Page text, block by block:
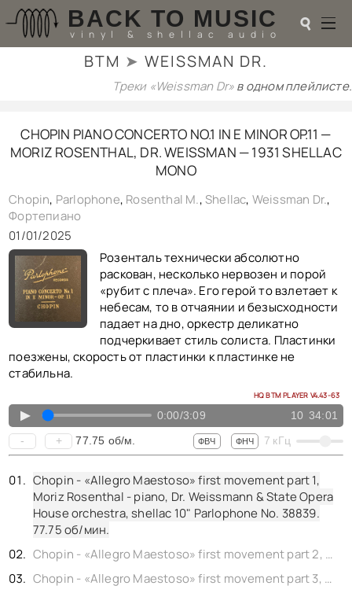
BACK TO MUSIC
vinyl & shellac audio ☌
РАДИОТЕХНИКА
UPGRADES
ТЕОРИЯ
HI-FI PLAYERS
TESTS
ПЕРСОНАЛИИ
LOL
ССЫЛКИ
КОНТАКТЫ
BACK TO PHOTO
BTM ➤ WEISSMAN DR.
Треки «Weissman Dr»в одном плейлисте.
CHOPIN PIANO CONCERTO NO.1 IN E MINOR OP.11 —
MORIZ ROSENTHAL, DR. WEISSMAN — 1931 SHELLAC
MONO
Chopin, Parlophone, Rosenthal M.,Shellac, Weissman Dr.,
Фортепиано
01/01/2025
Розенталь технически абсолютно
раскован, несколько нервозен и порой
«рубит с плеча». Его герой то взлетает к
небесам, то в отчаянии и безысходности
падает на дно, оркестр деликатно
подчеркивает стиль солиста. Пластинки
поезжены, скорость от пластинки к пластинке не
стабильна.
HQ BTM PLAYER V4.43-63
▲ 0:00/3:09 10 34:01
- + 77.75 об/м. ФВЧ ФНЧ 7 кГц
Chopin - «Allegro Maestoso» first movement part 1,
Moriz Rosenthal - piano, Dr. Weissmann & State Opera
House orchestra, shellac 10" Parlophone No. 38839.
77.75об/мин.
Chopin - «Allegro Maestoso» first movement part 2, Moriz Rosenthal - piano, Dr. Weissmann & State Opera House orchestra, shellac 10" Parlophone No. 38840.
Chopin - «Allegro Maestoso» first movement part 3, Moriz Rosenthal - piano, Dr. Weissmann & State Opera House orchestra, shellac 10" Parlophone No. 133019.